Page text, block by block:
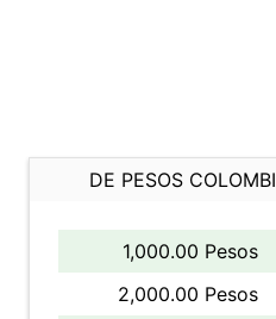
DE PESOS
1,000.00 Pesos
2,000.00 Pesos